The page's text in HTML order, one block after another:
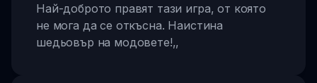
Най-доброто правят тази игра, от която
не мога да се откъсна. Наистина
шедьовър на модовете!,,